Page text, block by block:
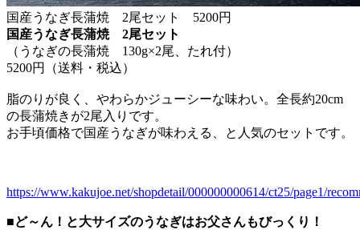
国産うなぎ長蒲焼 2尾セット 5200円
国産うなぎ長蒲焼 2尾セット
（うなぎの長蒲焼 130g×2尾、たれ付）
5200円（送料・税込）
脂のりが良く、やわらかジューシーな味わい。全長約20cm
の長蒲焼きが2尾入りです。
お手頃価格で国産うなぎが味わえる、と人気のセットです。
https://www.kakujoe.net/shopdetail/000000000614/ct25/page1/
■ど～ん！と大サイズのうなぎはお父さんもびっくり！